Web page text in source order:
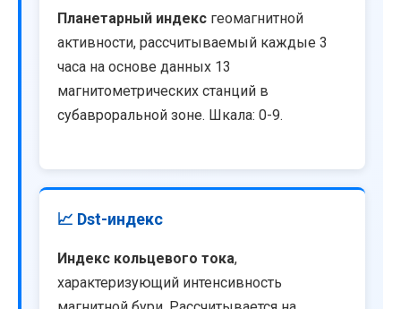
Планетарный индекс геомагнитной
активности, рассчитываемый каждые 3
часа на основе данных 13
магнитометрических станций в
субавроральной зоне. Шкала: 0-9.
📈 Dst-индекс
Индекс кольцевого тока,
характеризующий интенсивность